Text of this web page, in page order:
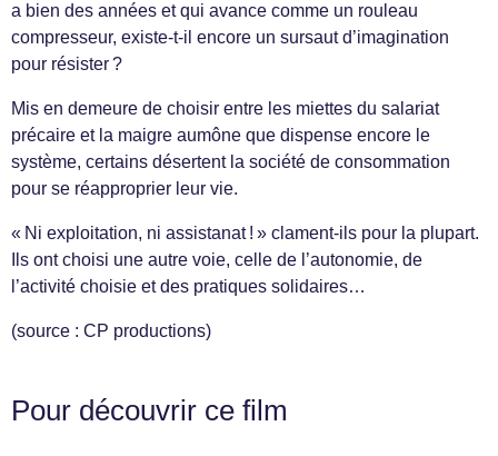
a bien des années et qui avance comme un rouleau
compresseur, existe-t-il encore un sursaut d’imagination
pour résister ?
Mis en demeure de choisir entre les miettes du salariat
précaire et la maigre aumône que dispense encore le
système, certains désertent la société de consommation
pour se réapproprier leur vie.
« Ni exploitation, ni assistanat ! » clament-ils pour la plupart.
Ils ont choisi une autre voie, celle de l’autonomie, de
l’activité choisie et des pratiques solidaires…
(source : CP productions)
Pour découvrir ce film